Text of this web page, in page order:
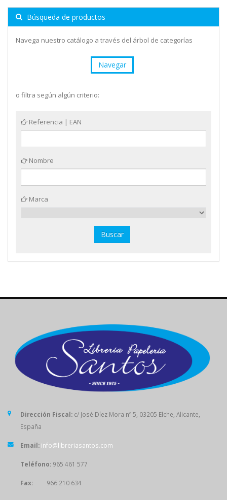
Búsqueda de productos
Navega nuestro catálogo a través del árbol de categorías
Navegar
o filtra según algún criterio:
Referencia | EAN
Nombre
Marca
Dirección Fiscal: c/ José Díez Mora nº 5, 03205 Elche, Alicante,
España
Email: info@libreriasantos.com
Teléfono: 965 461 577
Fax: 966 210 634